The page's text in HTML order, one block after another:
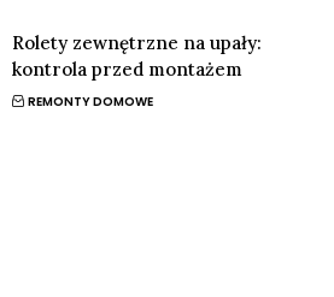
Rolety zewnętrzne na upały:
kontrola przed montażem
REMONTY DOMOWE